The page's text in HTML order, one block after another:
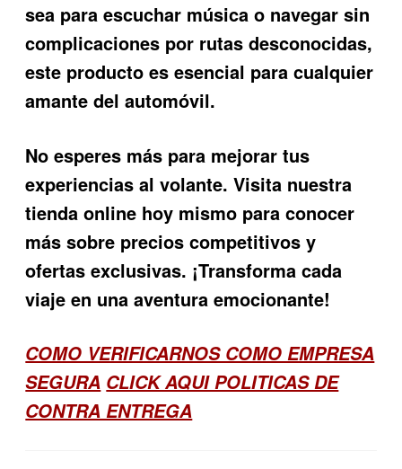
sea para escuchar música o navegar sin
complicaciones por rutas desconocidas,
este producto es esencial para cualquier
amante del automóvil.
No esperes más para mejorar tus
experiencias al volante. Visita nuestra
tienda online hoy mismo para conocer
más sobre precios competitivos y
ofertas exclusivas. ¡Transforma cada
viaje en una aventura emocionante!
COMO VERIFICARNOS COMO EMPRESA
SEGURA CLICK AQUI POLITICAS DE
CONTRA ENTREGA